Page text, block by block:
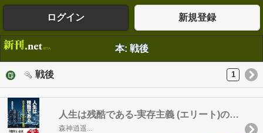
ログイン 新規登録
本: 戦後
戦後 1
人生は残酷である-実存主義 (エリート)の終焉と自然哲学への憧憬
森神逍遥...